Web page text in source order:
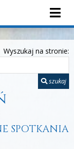
Wyszukaj na stronie:
szukaj
SPOTKANIA